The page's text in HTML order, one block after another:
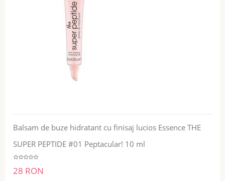
Balsam de buze hidratant cu finisaj lucios Essence THE
SUPER PEPTIDE #01 Peptacular! 10 ml
28 RON